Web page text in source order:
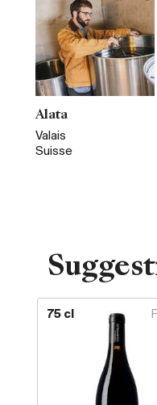
Alata
Valais
Suisse
75 cl